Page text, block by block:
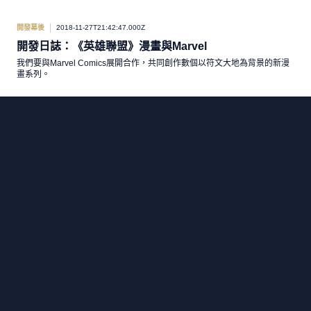
開發幕後 2018-11-27T21:42:47.000Z
開發日誌：《英雄聯盟》漫畫與Marvel
我們要與Marvel Comics展開合作，共同創作數個以符文大地為背景的新漫
畫系列。